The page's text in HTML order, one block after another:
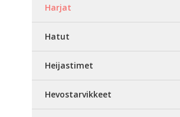
Harjat
Hatut
Heijastimet
Hevostarvikkeet